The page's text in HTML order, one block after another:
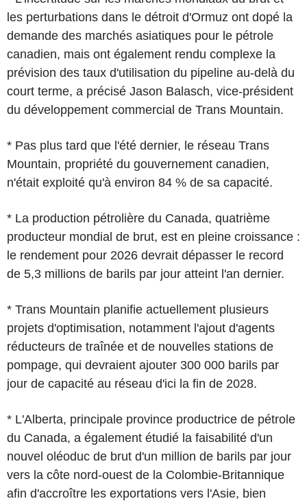
les perturbations dans le détroit d'Ormuz ont dopé la
demande des marchés asiatiques pour le pétrole
canadien, mais ont également rendu complexe la
prévision des taux d'utilisation du pipeline au-delà du
court terme, a précisé Jason Balasch, vice-président
du développement commercial de Trans Mountain.
* Pas plus tard que l'été dernier, le réseau Trans
Mountain, propriété du gouvernement canadien,
n'était exploité qu'à environ 84 % de sa capacité.
* La production pétrolière du Canada, quatrième
producteur mondial de brut, est en pleine croissance :
le rendement pour 2026 devrait dépasser le record
de 5,3 millions de barils par jour atteint l'an dernier.
* Trans Mountain planifie actuellement plusieurs
projets d'optimisation, notamment l'ajout d'agents
réducteurs de traînée et de nouvelles stations de
pompage, qui devraient ajouter 300 000 barils par
jour de capacité au réseau d'ici la fin de 2028.
* L'Alberta, principale province productrice de pétrole
du Canada, a également étudié la faisabilité d'un
nouvel oléoduc de brut d'un million de barils par jour
vers la côte nord-ouest de la Colombie-Britannique
afin d'accroître les exportations vers l'Asie, bien